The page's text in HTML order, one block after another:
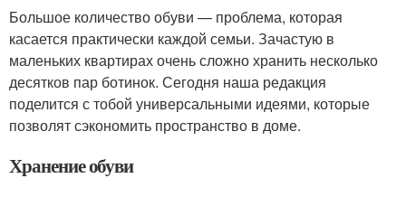
Большое количество обуви — проблема, которая
касается практически каждой семьи. Зачастую в
маленьких квартирах очень сложно хранить несколько
десятков пар ботинок. Сегодня наша редакция
поделится с тобой универсальными идеями, которые
позволят сэкономить пространство в доме.
Хранение обуви